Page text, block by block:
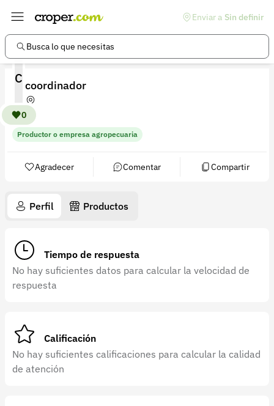
Enviar a Sin definir
Busca lo que necesitas
C
0
coordinador
Productor o empresa agropecuaria
Agradecer Comentar Compartir
Perfil Productos
Tiempo de respuesta
No hay suficientes datos para calcular la velocidad de
respuesta
Calificación
No hay suficientes calificaciones para calcular la calidad
de atención
Enlaces de interés
Preguntas frecuentes
Ayuda
Información legal
Términos y condiciones
Política de devoluciones
Cuenta
Registrarse
Recuperar contraseña
Soporte
+57 323 2931928
contacto@croper.com